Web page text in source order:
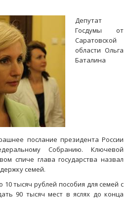
Депутат
Госдумы от
Саратовской
области Ольга
Баталина
послание президента России
Собранию. Ключевой
спиче глава государства назвал
семей.
тысяч рублей пособия для семей с
90 тысяч мест в яслях до конца